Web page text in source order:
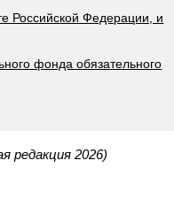
Российской Федерации, и
фонда обязательного
редакция 2026)